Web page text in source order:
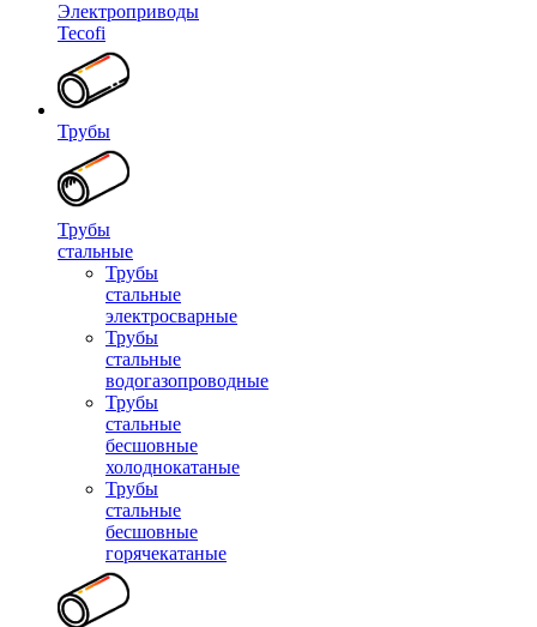
Электроприводы
Tecofi
Трубы
Трубы
стальные
Трубы
стальные
электросварные
Трубы
стальные
водогазопроводные
Трубы
стальные
бесшовные
холоднокатаные
Трубы
стальные
бесшовные
горячекатаные